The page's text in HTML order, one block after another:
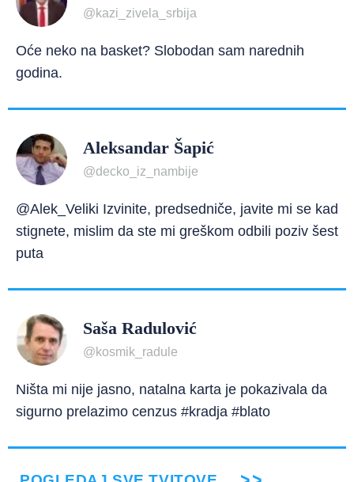
@kazi_zivela_srbija
Oće neko na basket? Slobodan sam narednih
godina.
Aleksandar Šapić
@decko_iz_nambije
@Alek_Veliki Izvinite, predsedniče, javite mi se kad
stignete, mislim da ste mi greškom odbili poziv šest
puta
Saša Radulović
@kosmik_radule
Ništa mi nije jasno, natalna karta je pokazivala da
sigurno prelazimo cenzus #kradja #blato